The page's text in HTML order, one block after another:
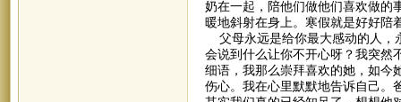
奶在一起，陪他们做他们喜欢做的
暖地斜射在身上。寒假就是好好陪
父母永远是给你最大感动的人，
会说到什么让你不开心呀？我突然
细语，我那么崇拜喜欢的她，如今
伤心。我在心里默默地告诉自己。